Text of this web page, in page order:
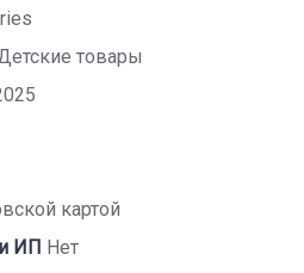
товары
картой
ИП Нет